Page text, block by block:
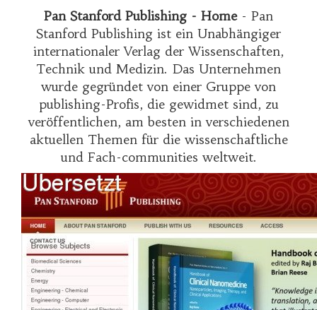
Pan Stanford Publishing - Home- Pan
Stanford Publishing ist ein Unabhängiger
internationaler Verlag der Wissenschaften,
Technik und Medizin. Das Unternehmen
wurde gegründet von einer Gruppe von
publishing-Profis, die gewidmet sind, zu
veröffentlichen, am besten in verschiedenen
aktuellen Themen für die wissenschaftliche
und Fach-communities weltweit.